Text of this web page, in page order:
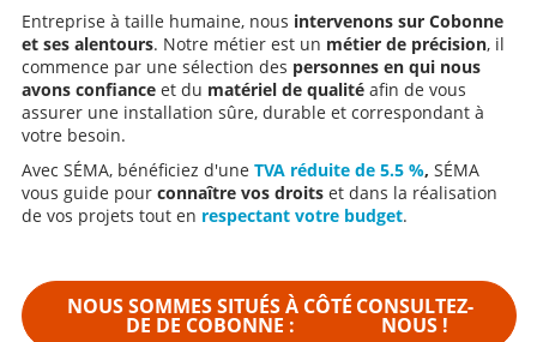
Entreprise à taille humaine, nous intervenons sur Cobonne
et ses alentours. Notre métier est un métier de précision, il
commence par une sélection des personnes en qui nous
avons confianceet du matériel de qualitéafin de vous
assurer une installation sûre, durable et correspondant à
votre besoin.
Avec SÉMA, bénéficiez d'une TVA réduite de 5.5 %, SÉMA
vous guide pour connaître vos droitset dans la réalisation
de vos projets tout en respectant votre budget.
NOUS SOMMES SITUÉS À CÔTÉ
DE DE COBONNE :
CONSULTEZ-
NOUS !